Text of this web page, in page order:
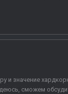
и значение
сможем